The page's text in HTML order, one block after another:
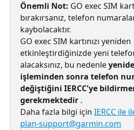
Önemli Not: GO exec SIM
bırakırsanız, telefon
kaybolacaktır.
GO exec SIM kartınızı yeniden
etkinleştirdiğinizde yeni
alacaksınız, bu nedenle
işleminden sonra telefon
değiştiğini IERCC'ye
gerekmektedir .
Daha fazla bilgi için IERCC ile
plan-support@garmin.com